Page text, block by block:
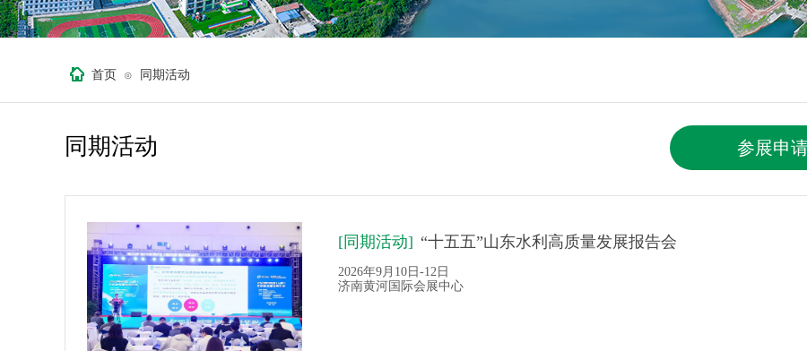
首页 ⊙ 同期活动
参展申
同期活动
[同期活动] “十五五”山东水利高质量发展报告会
2026年9月10日-12日
济南黄河国际会展中心